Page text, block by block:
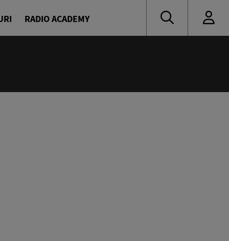
RADIO ACADEMY